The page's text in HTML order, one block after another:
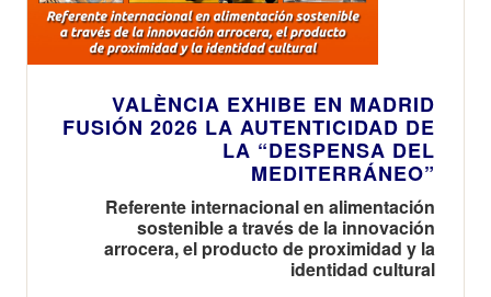
VALÈNCIA EXHIBE EN MADRID
FUSIÓN 2026 LA AUTENTICIDAD DE
LA “DESPENSA DEL
MEDITERRÁNEO”
Referente internacional en alimentación
sostenible a través de la innovación
arrocera, el producto de proximidad y la
identidad cultural